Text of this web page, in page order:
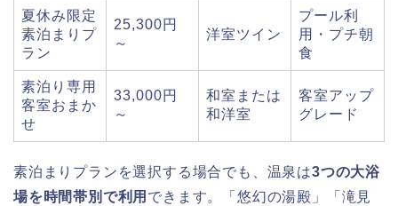
夏休み限定
素泊まりプ
ラン
25,300円
～
洋室ツイン
プール利
用・プチ朝
食
素泊り専用
客室おまか
せ
33,000円
～
和室または
和洋室
客室アップ
グレード
素泊まりプランを選択する場合でも、温泉は3つの大浴
場を時間帯別で利用 できます。「悠幻の湯殿」「滝見